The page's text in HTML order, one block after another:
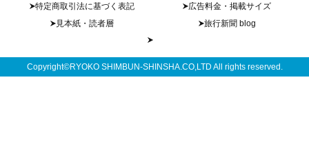
特定商取引法に基づく表記
広告料金・掲載サイズ
見本紙・読者層
旅行新聞 blog
Copyright©RYOKO SHIMBUN-SHINSHA.CO,LTD All rights reserved.